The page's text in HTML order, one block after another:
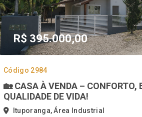
R$ 395.000,00
Código 2984
🏡 CASA À VENDA – CONFORTO,
QUALIDADE DE VIDA!
Ituporanga, Área Industrial